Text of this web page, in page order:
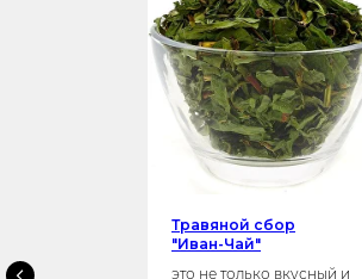
Травяной сбор
"Иван-Чай"
это не только вкусный и